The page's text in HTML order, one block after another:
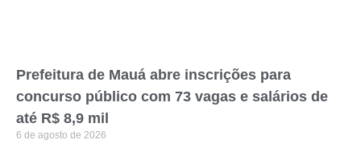
Prefeitura de Mauá abre inscrições para
concurso público com 73 vagas e salários de
até R$ 8,9 mil
6 de agosto de 2026